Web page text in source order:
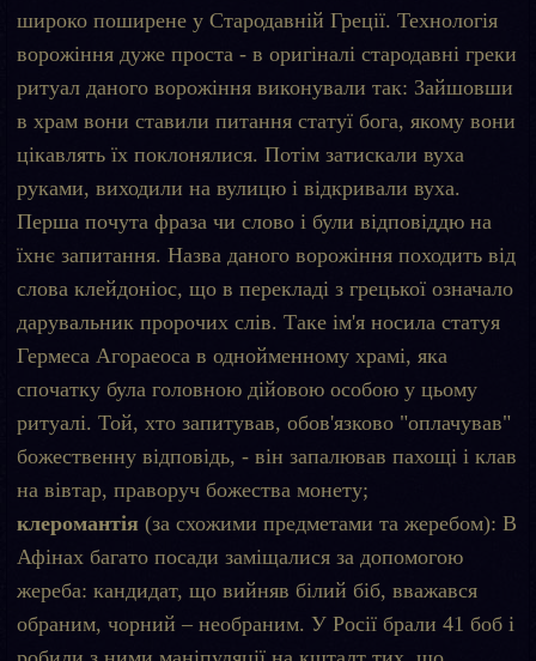
широко поширене у Стародавній Греції. Технологія
ворожіння дуже проста - в оригіналі стародавні греки
ритуал даного ворожіння виконували так: Зайшовши
в храм вони ставили питання статуї бога, якому вони
цікавлять їх поклонялися. Потім затискали вуха
руками, виходили на вулицю і відкривали вуха.
Перша почута фраза чи слово і були відповіддю на
їхнє запитання. Назва даного ворожіння походить від
слова клейдоніос, що в перекладі з грецької означало
дарувальник пророчих слів. Таке ім'я носила статуя
Гермеса Агораеоса в однойменному храмі, яка
спочатку була головною дійовою особою у цьому
ритуалі. Той, хто запитував, обов'язково "оплачував"
божественну відповідь, - він запалював пахощі і клав
на вівтар, праворуч божества монету;
клеромантія (за схожими предметами та жеребом): В
Афінах багато посади заміщалися за допомогою
жереба: кандидат, що вийняв білий біб, вважався
обраним, чорний – необраним. У Росії брали 41 боб і